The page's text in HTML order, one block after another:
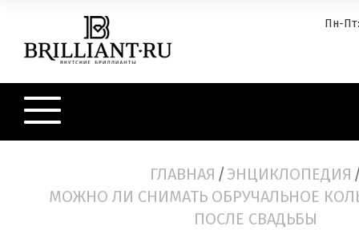
Пн-
ГЛАВНАЯ / ЭНЦИКЛОПЕДИЯ
МОЖНО ЛИ СНИМАТЬ ОБРУЧАЛЬНОЕ
ПОСЛЕ СВАДЬБЫ